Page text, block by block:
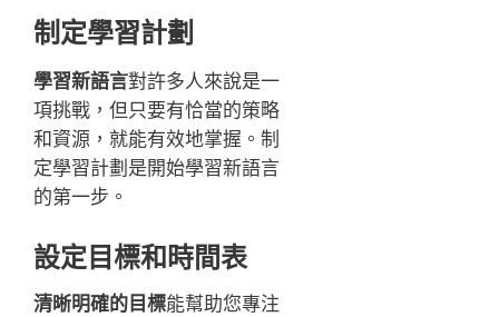
制定學習計劃
學習新語言對許多人來說是一
項挑戰，但只要有恰當的策略
和資源，就能有效地掌握。制
定學習計劃是開始學習新語言
的第一步。
設定目標和時間表
清晰明確的目標能幫助您專注